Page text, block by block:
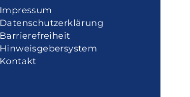
Impressum
Datenschutzerklärung
Barrierefreiheit
Hinweisgebersystem
Kontakt